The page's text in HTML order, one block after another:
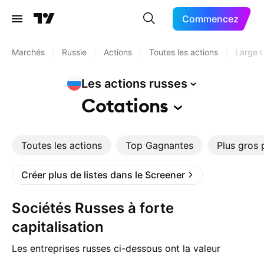
Commencez
Marchés Russie Actions Toutes les actions Large
Les actions russes
Cotations
Toutes les actions Top Gagnantes Plus gros
Créer plus de listes dans le Screener
Sociétés Russes à forte
capitalisation
Les entreprises russes ci-dessous ont la valeur